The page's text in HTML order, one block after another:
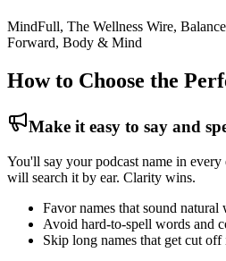
MindFull, The Wellness Wire,
Forward, Body & Mind
How to Choose the
Make it easy to say and
You'll say your podcast name in every
will search it by ear. Clarity wins.
Favor names that sound natural
Avoid hard-to-spell words and
Skip long names that get cut